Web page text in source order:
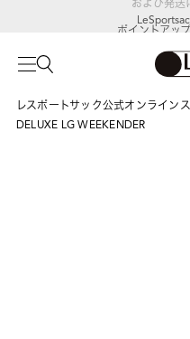
ポイントアッ
レスポートサック公式オンライン
DELUXE LG WEEKENDER